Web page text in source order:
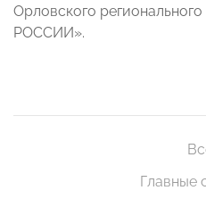
Орловского
РОССИИ».
Главные